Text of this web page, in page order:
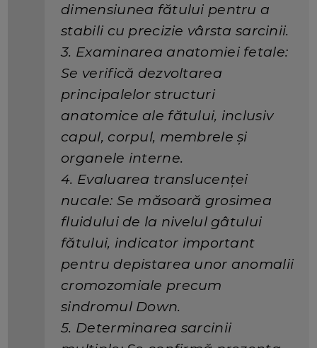
dimensiunea fătului pentru a
stabili cu precizie vârsta sarcinii.
3. Examinarea anatomiei fetale:
Se verifică dezvoltarea
principalelor structuri
anatomice ale fătului, inclusiv
capul, corpul, membrele și
organele interne.
4. Evaluarea translucenței
nucale: Se măsoară grosimea
fluidului de la nivelul gâtului
fătului, indicator important
pentru depistarea unor anomalii
cromozomiale precum
sindromul Down.
5. Determinarea sarcinii